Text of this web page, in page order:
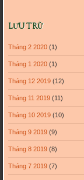
LƯU TRỮ
Tháng 2 2020(1)
Tháng 1 2020(1)
Tháng 12 2019(12)
Tháng 11 2019(11)
Tháng 10 2019(10)
Tháng 9 2019(9)
Tháng 8 2019(8)
Tháng 7 2019(7)